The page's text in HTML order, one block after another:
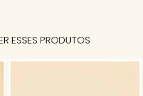
ESSES PRODUTOS